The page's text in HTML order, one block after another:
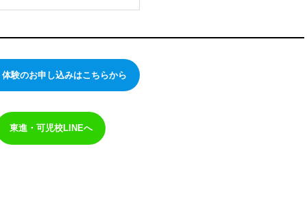
験のお申し込みはこちらから
東進・可児校LINEへ